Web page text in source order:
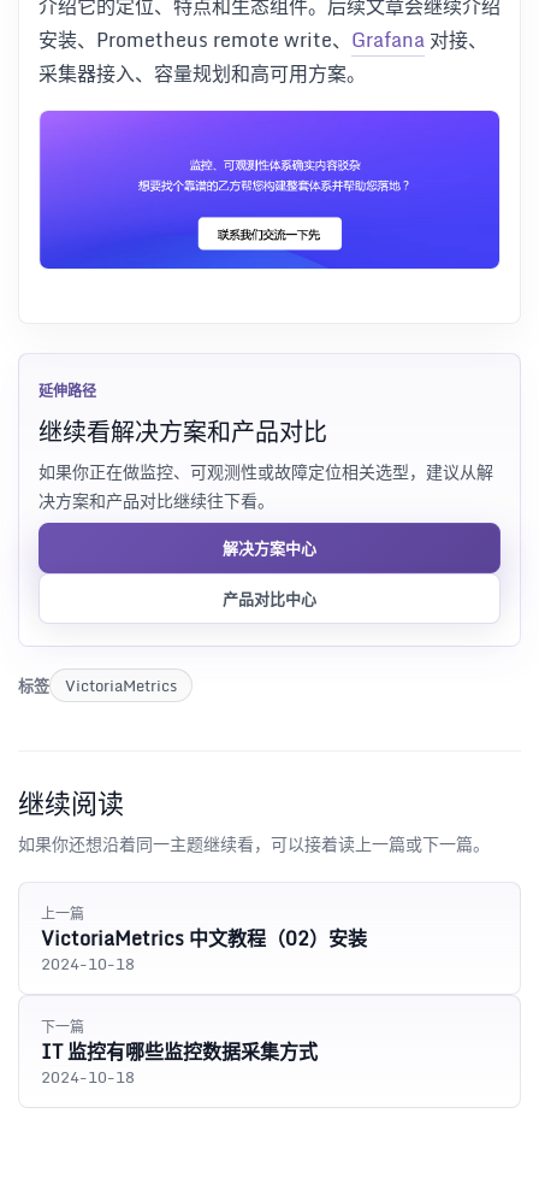
安装、Prometheus remote write、 Grafana对接、
采集器接入、容量规划和高可用方案。
延伸路径
继续看解决方案和产品对比
如果你正在做监控、可观测性或故障定位相关选型，建议从解
决方案和产品对比继续往下看。
解决方案中心
产品对比中心
标签 VictoriaMetrics
继续阅读
如果你还想沿着同一主题继续看，可以接着读上一篇或下一篇。
上一篇
VictoriaMetrics 中文教程（02）安装
2024-10-18
下一篇
IT 监控有哪些监控数据采集方式
2024-10-18